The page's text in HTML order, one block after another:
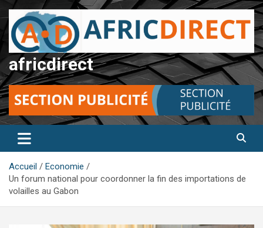
Aller
au
contenu
africdirect
Accueil
Economie
Un forum national pour coordonner la fin des importations de
volailles au Gabon